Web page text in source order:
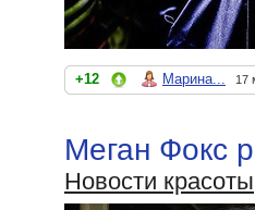
+12 Марина... 17
Меган Фокс
Новости красоты